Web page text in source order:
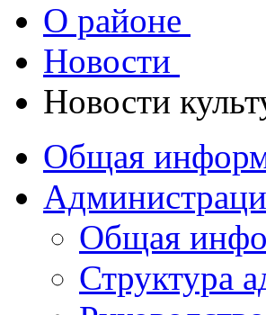
О районе
Новости
Новости
Общая
Общая
Структура